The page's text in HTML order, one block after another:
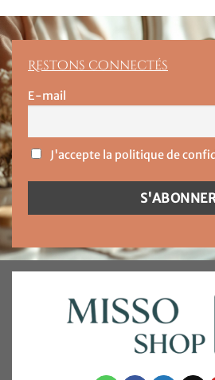
Restons connectés
E-mail
J'accepte la politique de